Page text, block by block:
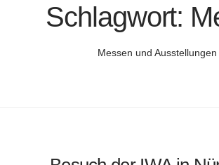
Schlagwort:
Messen und Ausstellungen